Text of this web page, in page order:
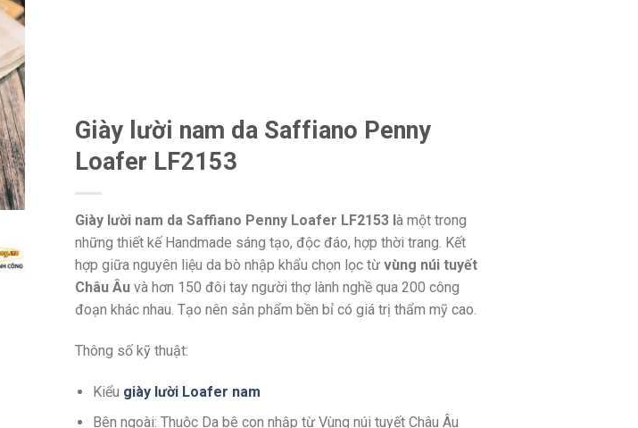
Giày lười nam da Saffiano Penny
Loafer LF2153
Giày lười nam da Saffiano Penny Loafer LF2153 là một trong
những thiết kế Handmade sáng tạo, độc đáo, hợp thời trang. Kết
hợp giữa nguyên liệu da bò nhập khẩu chọn lọc từ vùng núi tuyết
Châu Âuvà hơn 150 đôi tay người thợ lành nghề qua 200 công
đoạn khác nhau. Tạo nên sản phẩm bền bỉ có giá trị thẩm mỹ cao.
Thông số kỹ thuật:
Kiểu giày lười Loafer nam
Bên ngoài: Thuộc Da bê con nhập từ Vùng núi tuyết Châu Âu